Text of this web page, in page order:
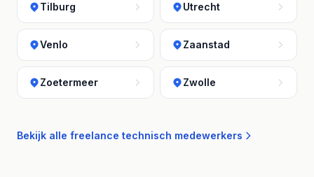
Tilburg Utrecht
Venlo Zaanstad
Zoetermeer Zwolle
Bekijk alle freelance technisch medewerkers